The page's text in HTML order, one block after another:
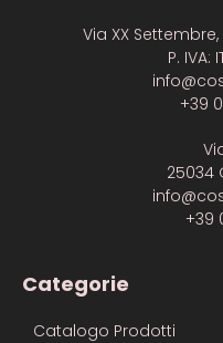
Via XX
P. IVA:
+39
25034
+39
Categorie
Catalogo Prodotti